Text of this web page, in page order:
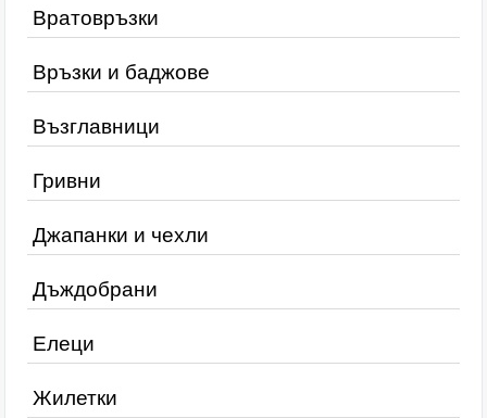
Вратовръзки
Връзки и баджове
Възглавници
Гривни
Джапанки и чехли
Дъждобрани
Елеци
Жилетки